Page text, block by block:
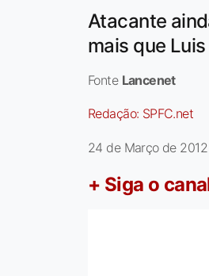
Atacante
mais que
Fonte Lancenet
Redação: SPFC.net
24 de Março de 2012
+ Siga o